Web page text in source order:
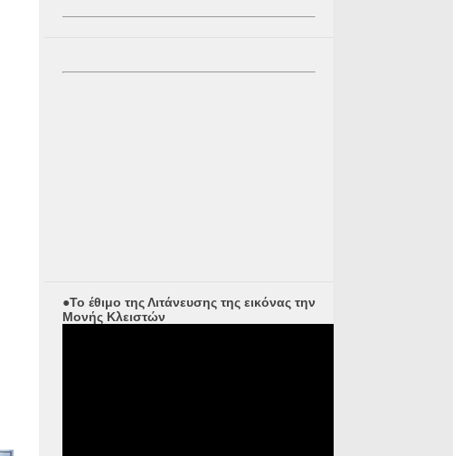
●Το έθιμο της Λιτάνευσης της εικόνας την
Μονής Κλειστών